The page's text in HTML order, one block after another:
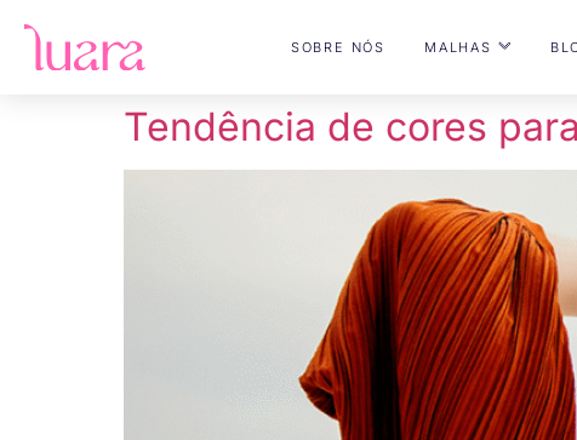
SOBRE NÓS MALHAS
Tendência de cores